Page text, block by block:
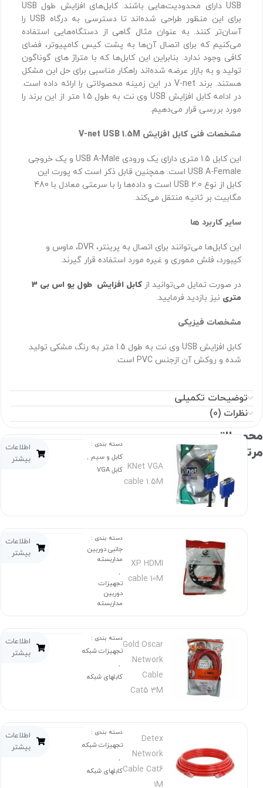
USB دارای محدودیت‌هایی باشند. کابل‌های افزایش طول USB
برای این منظور طراحی شده‌اند تا دسترسی به درگاه USB را
آسان‌تر کنند. به عنوان مثال گاهی از دستگاه‌هایی استفاده
می‌کنیم که برای اتصال آن‌ها به پشت کیس کامپیوتر، فضای
کافی وجود ندارد. بنابراین این کابل‌ها که با متراژ های گوناگون
تولید و به بازار عرضه شده‌اند راهکار مناسبی برای حل این مشکل
هستند. برند V-net در این زمینه محصولاتی را ارائه داده است.
در ادامه کابل افزایش USB وی نت به طول 1.5 متر از این برند را
مورد بررسی قرار می‌دهیم.
مشخصات فنی کابل افزایش V-net USB 1.5M
این کابل 1.5 متری دارای یک ورودی USB A-Male و یک خروجی
USB A-Female است. همچنین قابل ذکر است که پورت این
کابل از نوع USB 2.0 است و داده‌ها را با سرعتی معادل با 480
مگابیت بر ثانیه منتقل می‌کند.
سایر کاربرد ها
این کابل‌ها می‌توانند برای اتصال به پرینتر، DVR، ماوس و
کیبورد، فلش مموری و غیره مورد استفاده قرار گیرند.
در صورت تمایل می‌توانید از
کابل افزایش طول یو اس بی 3
مترینیز بازدید فرمایید.
مشخصات فیزیکی
کابل افزایش USB وی نت به طول 1.5 متر به رنگ مشکی تولید
شده و روکش آن ازجنس PVC است.
توضیحات تکمیلی
نظرات (0)
KNet VGA
cable 1.5M
دسته بندی :
کابل و سیم ,
کابل VGA
اطلاعات
بیشتر
XP HDMI
cable 10M
دسته بندی :
جانبی دوربین
مداربسته
تجهیزات
دوربین
مداربسته
اطلاعات
بیشتر
Gold Oscar
Network
Cable
Cat5 3M
دسته بندی :
تجهیزات شبکه
کابلهای شبکه
اطلاعات
بیشتر
Detex
Network
Cable Cat6
1M
دسته بندی :
تجهیزات شبکه
کابلهای شبکه
اطلاعات
بیشتر